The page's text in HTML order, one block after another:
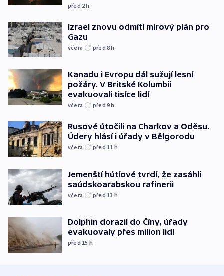
před 2h
Izrael znovu odmítl mírový plán pro
Gazu
včera před 8h
Kanadu i Evropu dál sužují lesní
požáry. V Britské Kolumbii
evakuovali tisíce lidí
včera před 9h
Rusové útočili na Charkov a Oděsu.
Údery hlásí i úřady v Bělgorodu
včera před 11 h
Jemenští hútíové tvrdí, že zasáhli
saúdskoarabskou rafinerii
včera před 13 h
Dolphin dorazil do Číny, úřady
evakuovaly přes milion lidí
před 15 h